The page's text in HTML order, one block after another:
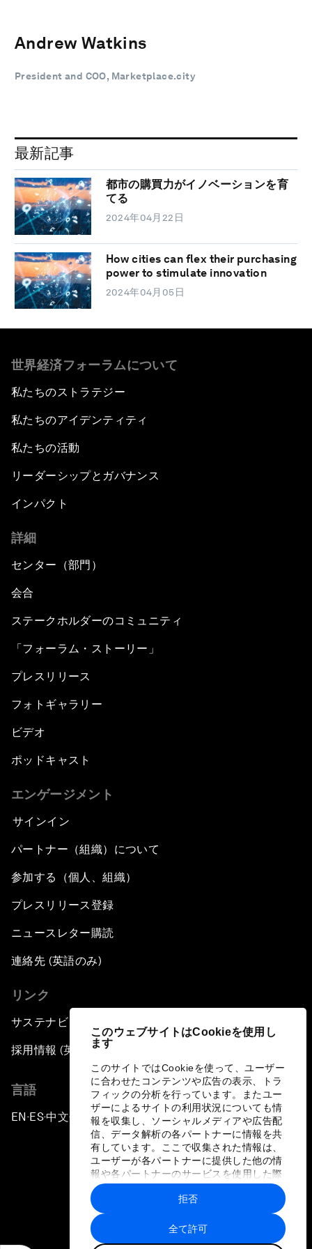
このウェブサイトはCookieを使用し
ます
このサイトではCookieを使って、ユーザー
に合わせたコンテンツや広告の表示、トラ
フィックの分析を行っています。またユー
ザーによるサイトの利用状況についても情
報を収集し、ソーシャルメディアや広告配
信、データ解析の各パートナーに情報を共
有しています。ここで収集された情報は、
ユーザーが各パートナーに提供した他の情
報や各パートナーのサービスを使用した際
に収集された情報と組み合わされ、各パー
トナーによって使用されることがありま
す。
全て許可
拒否
Andrew Watkins
President and COO, Marketplace.city
最新記事
都市の購買力がイノベーションを育
てる
2024年04月22日
How cities can flex their purchasing
power to stimulate innovation
2024年04月05日
世界経済フォーラムについて
私たちのストラテジー
私たちのアイデンティティ
私たちの活動
リーダーシップとガバナンス
インパクト
詳細
センター（部門）
会合
ステークホルダーのコミュニティ
「フォーラム・ストーリー」
プレスリリース
フォトギャラリー
ビデオ
ポッドキャスト
エンゲージメント
サインイン
パートナー（組織）について
参加する（個人、組織）
プレスリリース登録
ニュースレター購読
連絡先 (英語のみ)
リンク
サステナビリティへの取り組み
採用情報 (英語のみ)
言語
EN ▪ES▪中文▪ 日本語
プライバシーポリシーと利用規約
サイトマップ